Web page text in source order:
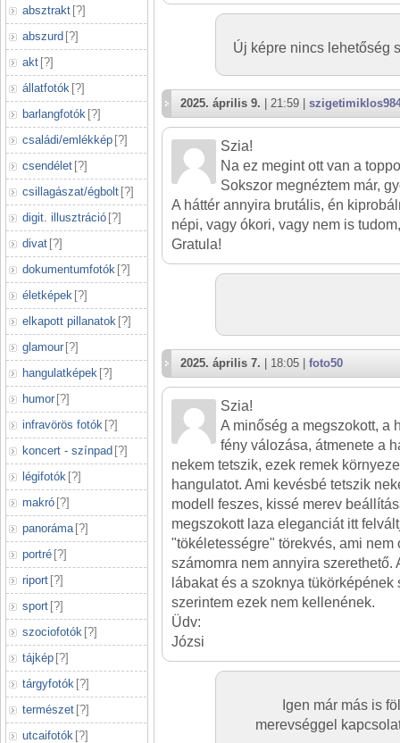
absztrakt [?]
abszurd [?]
akt [?]
állatfotók [?]
barlangfotók [?]
családi/emlékkép [?]
csendélet [?]
csillagászat/égbolt [?]
digit. illusztráció [?]
divat [?]
dokumentumfotók [?]
életképek [?]
elkapott pillanatok [?]
glamour [?]
hangulatképek [?]
humor [?]
infravörös fotók [?]
koncert - színpad [?]
légifotók [?]
makró [?]
panoráma [?]
portré [?]
riport [?]
sport [?]
szociofotók [?]
tájkép [?]
tárgyfotók [?]
természet [?]
utcaifotók [?]
Új képre nincs lehetőség
2025. április 9. | 21:59 |
Szia!
Na ez megint ott van a
Sokszor megnéztem már,
A háttér annyira brutális, én
népi, vagy ókori, vagy nem is
Gratula!
2025. április 7. | 18:05 | foto50
Szia!
A minőség a megszokott, a
fény válozása, átmenete a
nekem tetszik, ezek remek
hangulatot. Ami kevésbé tetszik
modell feszes, kissé merev
megszokott laza eleganciát itt
"tökéletességre" törekvés, ami nem
számomra nem annyira szerethető.
lábakat és a szoknya
szerintem ezek nem kellenének.
Üdv:
Józsi
Igen már más is
merevséggel